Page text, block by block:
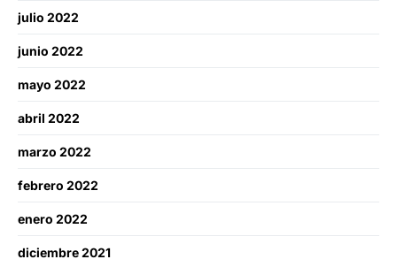
julio 2022
junio 2022
mayo 2022
abril 2022
marzo 2022
febrero 2022
enero 2022
diciembre 2021